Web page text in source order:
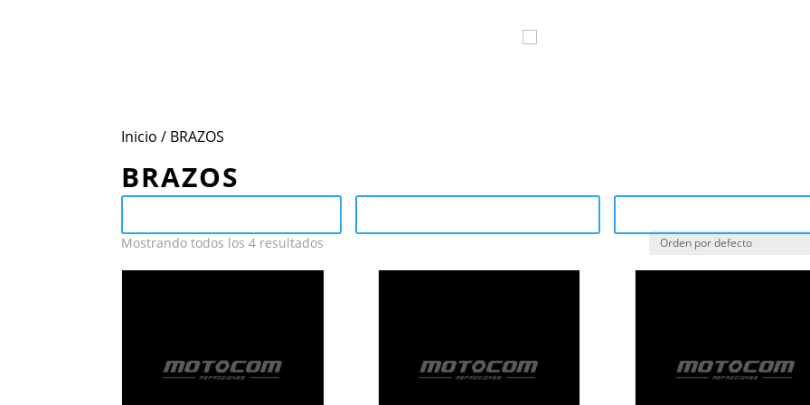
¿Por
Inicio / BRAZOS
BRAZOS
Mostrando todos los 4 resultados